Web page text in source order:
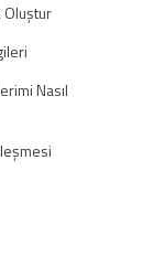
Oluştur
Nasıl